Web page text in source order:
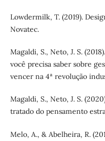
Lowdermilk, T. (2019).
Novatec.
Magaldi, S., Neto, J. S.
você precisa saber sobre
vencer na 4ª revolução
Magaldi, S., Neto, J. S.
tratado do pensamento
Melo, A., & Abelheira, R.